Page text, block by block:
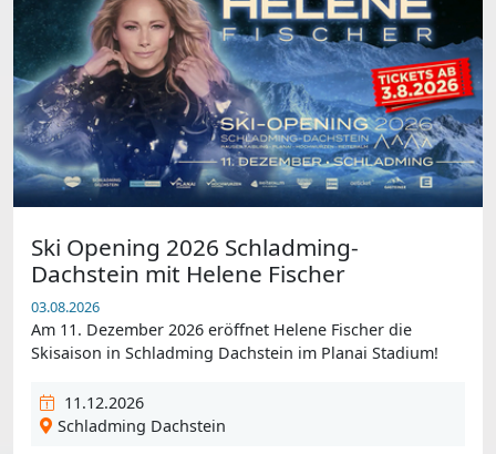
Ski Opening 2026 Schladming-
Dachstein mit Helene Fischer
03.08.2026
Am 11. Dezember 2026 eröffnet Helene Fischer die
Skisaison in Schladming Dachstein im Planai Stadium!
11.12.2026
Schladming Dachstein